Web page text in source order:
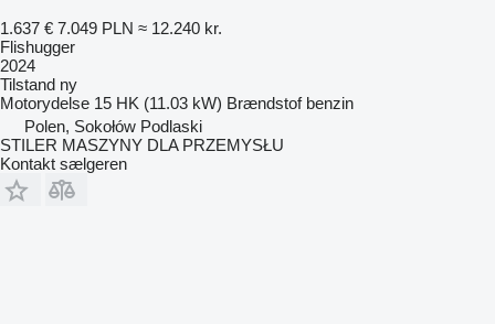
1.637 € 7.049 PLN ≈ 12.240 kr.
Flishugger
2024
Tilstand ny
Motorydelse 15 HK (11.03 kW) Brændstof benzin
Polen, Sokołów Podlaski
STILER MASZYNY DLA PRZEMYSŁU
Kontakt sælgeren